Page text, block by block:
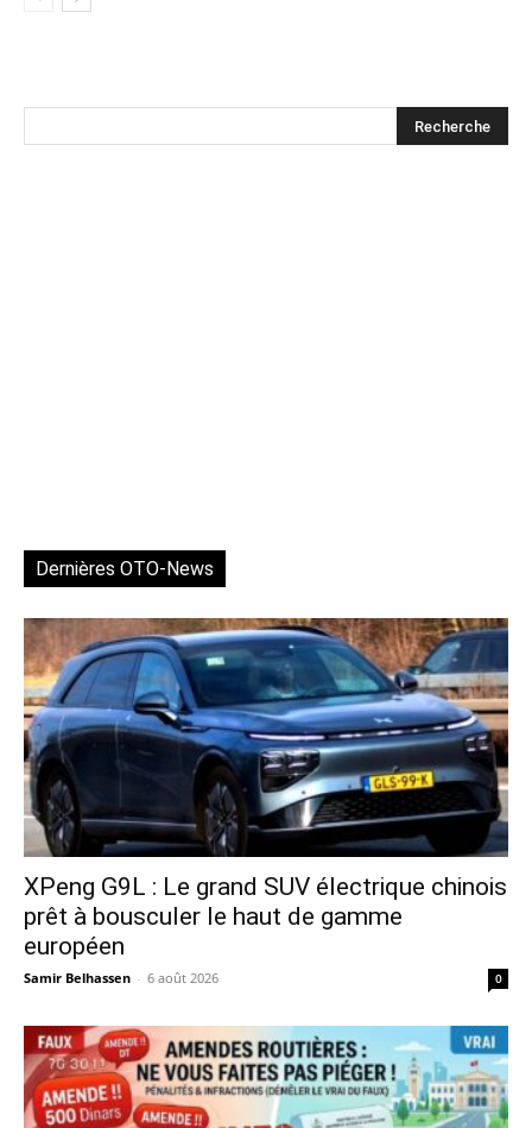
Dernières OTO-News
XPeng G9L : Le grand SUV électrique chinois
prêt à bousculer le haut de gamme
européen
Samir Belhassen - 6 août 2026 0